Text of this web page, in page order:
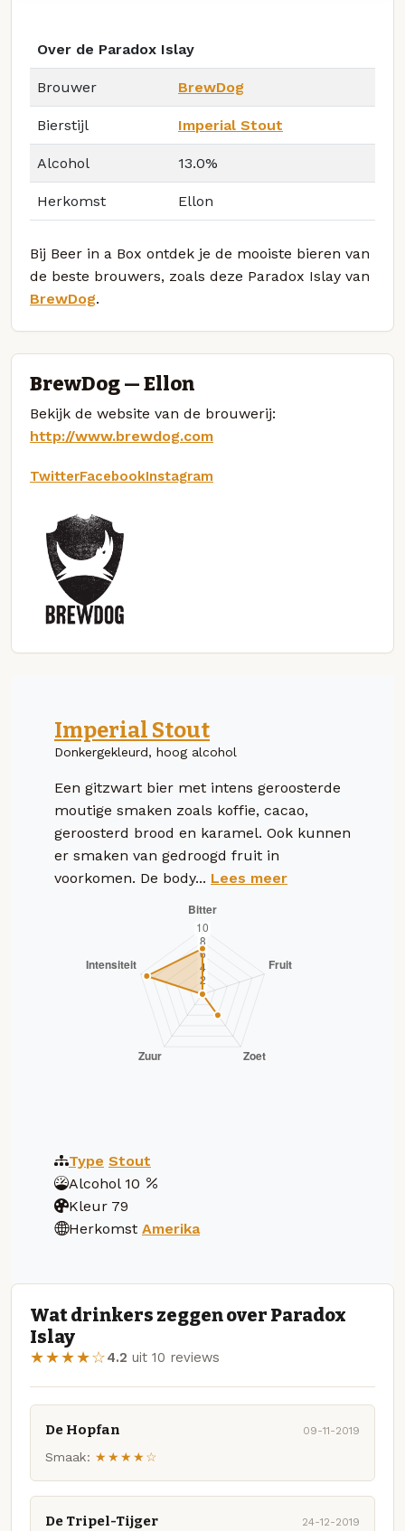
Over de Paradox Islay
Brouwer BrewDog
Bierstijl Imperial Stout
Alcohol 13.0%
Herkomst Ellon
Bij Beer in a Box ontdek je de mooiste bieren van
de beste brouwers, zoals deze Paradox Islay van
BrewDog.
BrewDog — Ellon
Bekijk de website van de brouwerij:
http://www.brewdog.com
TwitterFacebookInstagram
Imperial Stout
Donkergekleurd, hoog alcohol
Een gitzwart bier met intens geroosterde
moutige smaken zoals koffie, cacao,
geroosterd brood en karamel. Ook kunnen
er smaken van gedroogd fruit in
voorkomen. De body... Lees meer
Type Stout
Alcohol 10
Kleur 79
Herkomst Amerika
Wat drinkers zeggen over Paradox
Islay
★★★★☆4.2 uit 10 reviews
De Hopfan 09-11-2019
Smaak: ★★★★☆
De Tripel-Tijger 24-12-2019